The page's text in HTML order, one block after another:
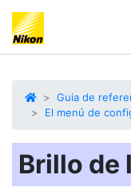
Guia de
El menú de
Brillo de